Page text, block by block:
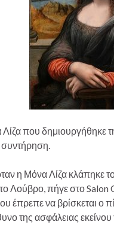
που δημιουργήθηκε
η Μόνα Λίζα κλάπηκε
πήγε στο Salon
έπρεπε να βρίσκεται ο
της ασφάλειας